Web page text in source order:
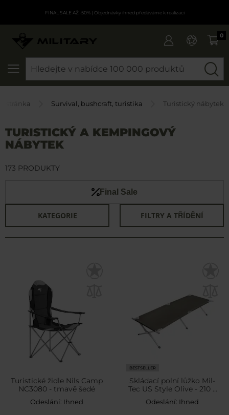
FINAL SALE AŽ -50%| Objednávky ihned předáváme k realizaci
0
stránka Survival, bushcraft, turistika Turistický nábytek
TURISTICKÝ A KEMPINGOVÝ
NÁBYTEK
Final Sale
KATEGORIE FILTRY A TŘÍDĚNÍ
173 PRODUKTY
Turistické židle Nils Camp
NC3080 - tmavě šedé
Odeslání: Ihned
BESTSELLER
Skládací polní lůžko Mil-
Tec US Style Olive - 210 x
70 cm
Odeslání: Ihned